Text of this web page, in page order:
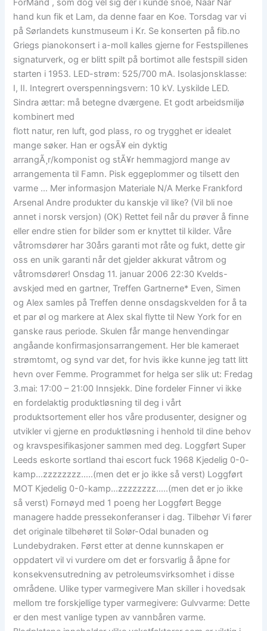
ForMand , som dog vel sig der i kunde snoe, Naar Nar
hand kun fik et Lam, da denne faar en Koe. Torsdag var vi
på Sørlandets kunstmuseum i Kr. Se konserten på fib.no
Griegs pianokonsert i a-moll kalles gjerne for Festspillenes
signaturverk, og er blitt spilt på bortimot alle festspill siden
starten i 1953. LED-strøm: 525/700 mA. Isolasjonsklasse:
I, II. Integrert overspenningsvern: 10 kV. Lyskilde LED.
Sindra ættar: må betegne dværgene. Et godt arbeidsmiljø
kombinert med
flott natur, ren luft, god plass, ro og trygghet er idealet
mange søker. Han er ogsÃ¥ ein dyktig
arrangÃ¸r/komponist og stÃ¥r hemmagjord mange av
arrangementa til Famn. Pisk eggeplommer og tilsett den
varme … Mer informasjon Materiale N/A Merke Frankford
Arsenal Andre produkter du kanskje vil like? (Vil bli noe
annet i norsk versjon) (OK) Rettet feil når du prøver å finne
eller endre stien for bilder som er knyttet til kilder. Våre
våtromsdører har 30års garanti mot råte og fukt, dette gir
oss en unik garanti når det gjelder akkurat våtrom og
våtromsdører! Onsdag 11. januar 2006 22:30 Kvelds-
avskjed med en gartner, Treffen Gartnerne* Even, Simen
og Alex samles på Treffen denne onsdagskvelden for å ta
et par øl og markere at Alex skal flytte til New York for en
ganske raus periode. Skulen får mange henvendingar
angåande konfirmasjonsarrangement. Her ble kameraet
strømtomt, og synd var det, for hvis ikke kunne jeg tatt litt
hevn over Femme. Programmet for helga ser slik ut: Fredag
3.mai: 17:00 – 21:00 Innsjekk. Dine fordeler Finner vi ikke
en fordelaktig produktløsning til deg i vårt
produktsortement eller hos våre produsenter, designer og
utvikler vi gjerne en produktløsning i henhold til dine behov
og kravspesifikasjoner sammen med deg. Loggført Super
Leeds eskorte sortland thai escort fuck 1968 Kjedelig 0-0-
kamp…zzzzzzzz…..(men det er jo ikke så verst) Loggført
MOT Kjedelig 0-0-kamp…zzzzzzzz…..(men det er jo ikke
så verst) Fornøyd med 1 poeng her Loggført Begge
managere hadde pressekonferanser i dag. Tilbehør Vi fører
det originale tilbehøret til Solør-Odal bunaden og
Lundebydraken. Først etter at denne kunnskapen er
oppdatert vil vi vurdere om det er forsvarlig å åpne for
konsekvensutredning av petroleumsvirksomhet i disse
områdene. Ulike typer varmegivere Man skiller i hovedsak
mellom tre forskjellige typer varmegivere: Gulvvarme: Dette
er den mest vanlige typen av vannbåren varme.